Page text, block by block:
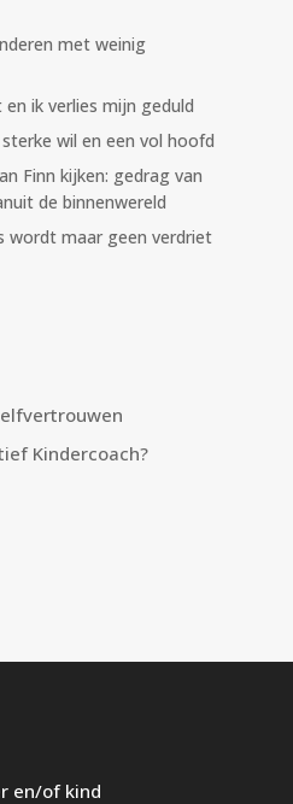
met weinig
ik verlies mijn geduld
wil en een vol hoofd
Finn kijken: gedrag van
de binnenwereld
wordt maar geen verdriet
Kindercoach?
en/of kind